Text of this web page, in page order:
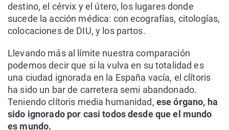
destino, el cérvix y el útero, los lugares donde
sucede la acción médica: con ecografías, citologías,
colocaciones de DIU, y los partos.
Llevando más al límite nuestra comparación
podemos decir que si la vulva en su totalidad es
una ciudad ignorada en la España vacía, el clítoris
ha sido un bar de carretera semi abandonado.
Teniendo clítoris media humanidad, ese órgano, ha
sido ignorado por casi todos desde que el mundo
es mundo.